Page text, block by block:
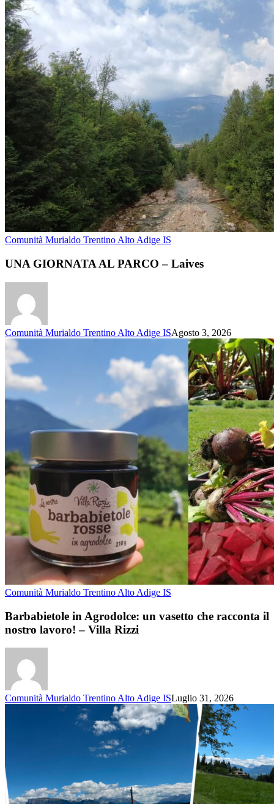
Comunità Murialdo Trentino Alto Adige IS
UNA GIORNATA AL PARCO – Laives
Comunità Murialdo Trentino Alto Adige ISAgosto 3, 2026
Comunità Murialdo Trentino Alto Adige IS
Barbabietole in Agrodolce: un vasetto che racconta il
nostro lavoro! – Villa Rizzi
Comunità Murialdo Trentino Alto Adige ISLuglio 31, 2026